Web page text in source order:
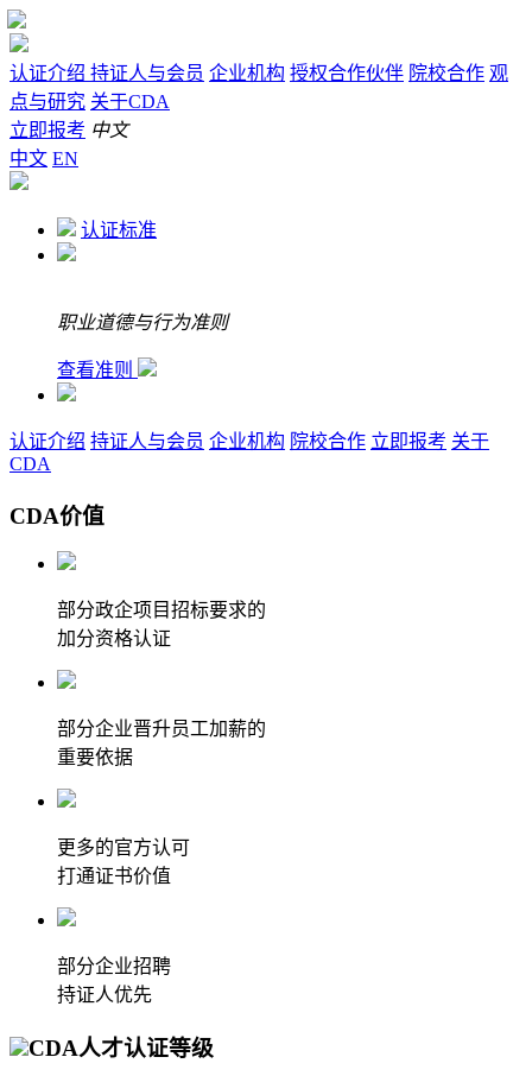
认证介绍 持证人与会员 企业机构 授权合作伙伴 院校合作 观
点与研究 关于CDA
立即报考 中文
中文 EN
认证标准
职业道德与行为准则
查看准则
认证介绍 持证人与会员 企业机构 院校合作 立即报考 关于
CDA
CDA价值
部分政企项目招标要求的
加分资格认证
部分企业晋升员工加薪的
重要依据
更多的官方认可
打通证书价值
部分企业招聘
持证人优先
CDA人才认证等级